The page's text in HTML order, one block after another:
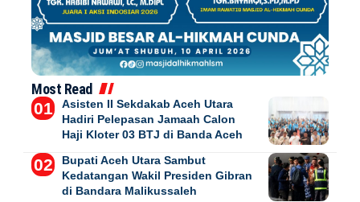
Most Read
Asisten II Sekdakab Aceh Utara
Hadiri Pelepasan Jamaah Calon
Haji Kloter 03 BTJ di Banda Aceh
Bupati Aceh Utara Sambut
Kedatangan Wakil Presiden Gibran
di Bandara Malikussaleh